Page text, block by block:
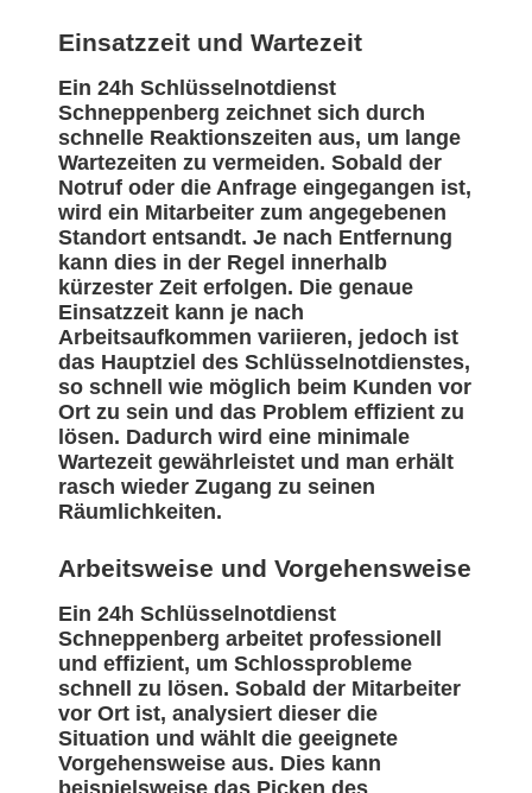
Einsatzzeit und Wartezeit
Ein 24h Schlüsselnotdienst
Schneppenberg zeichnet sich durch
schnelle Reaktionszeiten aus, um lange
Wartezeiten zu vermeiden. Sobald der
Notruf oder die Anfrage eingegangen ist,
wird ein Mitarbeiter zum angegebenen
Standort entsandt. Je nach Entfernung
kann dies in der Regel innerhalb
kürzester Zeit erfolgen. Die genaue
Einsatzzeit kann je nach
Arbeitsaufkommen variieren, jedoch ist
das Hauptziel des Schlüsselnotdienstes,
so schnell wie möglich beim Kunden vor
Ort zu sein und das Problem effizient zu
lösen. Dadurch wird eine minimale
Wartezeit gewährleistet und man erhält
rasch wieder Zugang zu seinen
Räumlichkeiten.
Arbeitsweise und Vorgehensweise
Ein 24h Schlüsselnotdienst
Schneppenberg arbeitet professionell
und effizient, um Schlossprobleme
schnell zu lösen. Sobald der Mitarbeiter
vor Ort ist, analysiert dieser die
Situation und wählt die geeignete
Vorgehensweise aus. Dies kann